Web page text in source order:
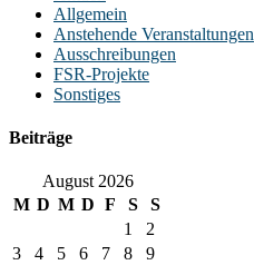
Allgemein
Anstehende Veranstaltungen
Ausschreibungen
FSR-Projekte
Sonstiges
Beiträge
August 2026
M D M D F S
S
1
2
3
4 5 6 7 8
9